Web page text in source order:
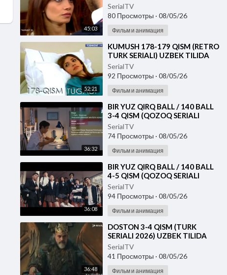
45:03
SerialTV
80 Просмотры · 08/05/26
Фильм и анимация
52:21
⁣KUMUSH 178-179 QISM (RETRO
TURK SERIALI) UZBEK TILIDA
SerialTV
92 Просмотры · 08/05/26
Фильм и анимация
36:32
⁣⁣BIR YUZ QIRQ BALL / 140 BALL
3-4 QISM (QOZOQ SERIALI
2026) UZBEK TILIDA
SerialTV
74 Просмотры · 08/05/26
Фильм и анимация
36:08
⁣⁣BIR YUZ QIRQ BALL / 140 BALL
4-5 QISM (QOZOQ SERIALI
2026) UZBEK TILIDA
SerialTV
94 Просмотры · 08/05/26
Фильм и анимация
36:48
⁣DOSTON 3-4 QISM (TURK
SERIALI 2026) UZBEK TILIDA
SerialTV
41 Просмотры · 08/05/26
Фильм и анимация